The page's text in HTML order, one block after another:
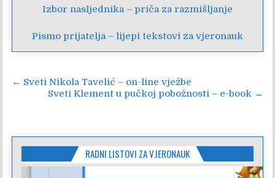
Izbor nasljednika – priča za razmišljanje
Pismo prijatelja – lijepi tekstovi za vjeronauk
Navigacija
objava
← Sveti Nikola Tavelić – on-line vježbe
Sveti Klement u pučkoj pobožnosti – e-book →
RADNI LISTOVI ZA VJERONAUK